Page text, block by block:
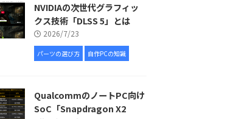
NVIDIAの次世代グラフィッ
クス技術「DLSS 5」とは
2026/7/23
パーツの選び方 自作PCの知識
QualcommのノートPC向け
SoC「Snapdragon X2